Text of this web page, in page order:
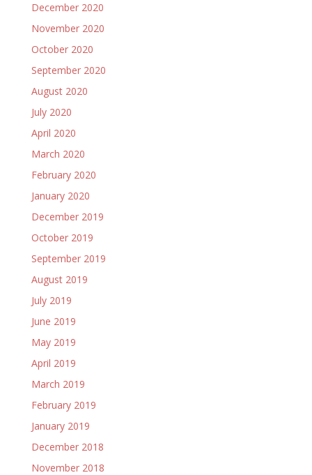
December 2020
November 2020
October 2020
September 2020
August 2020
July 2020
April 2020
March 2020
February 2020
January 2020
December 2019
October 2019
September 2019
August 2019
July 2019
June 2019
May 2019
April 2019
March 2019
February 2019
January 2019
December 2018
November 2018